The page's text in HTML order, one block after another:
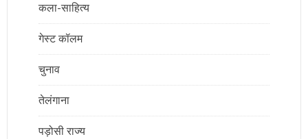
कला-साहित्य
गेस्ट कॉलम
चुनाव
तेलंगाना
पड़ोसी राज्य